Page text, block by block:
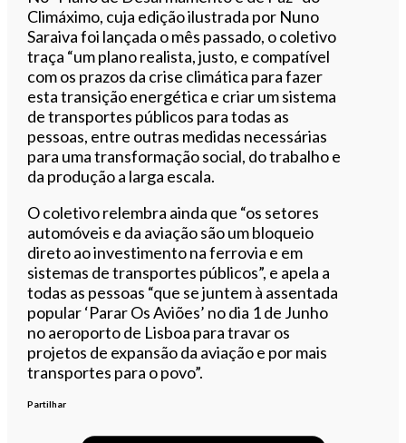
Climáximo, cuja edição ilustrada por Nuno
Saraiva foi lançada o mês passado, o coletivo
traça “um plano realista, justo, e compatível
com os prazos da crise climática para fazer
esta transição energética e criar um sistema
de transportes públicos para todas as
pessoas, entre outras medidas necessárias
para uma transformação social, do trabalho e
da produção a larga escala.
O coletivo relembra ainda que “os setores
automóveis e da aviação são um bloqueio
direto ao investimento na ferrovia e em
sistemas de transportes públicos”, e apela a
todas as pessoas “que se juntem à assentada
popular ‘Parar Os Aviões’ no dia 1 de Junho
no aeroporto de Lisboa para travar os
projetos de expansão da aviação e por mais
transportes para o povo”.
Partilhar